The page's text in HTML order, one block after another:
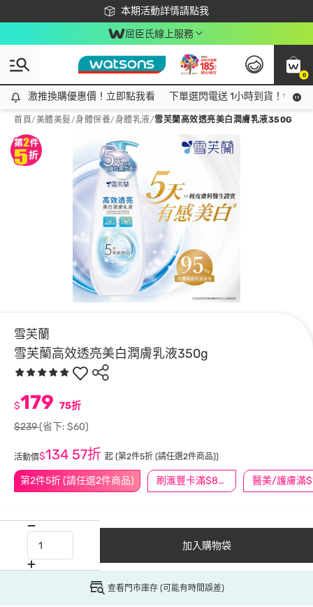
本期活動詳情請點我
下載app最高回饋$350
屈臣氏線上服務
0
激推換購優惠價！立即點我看
激推換購優惠價！立即點我看 下單選閃電送 1小時到貨！領神
首頁/美體美髮/身體保養/身體乳液/雪芙蘭高效透亮美白潤膚乳液350G
雪芙蘭
雪芙蘭高效透亮美白潤膚乳液350g
第2件5折 (請任選2件商品) 刷滙豐卡滿$888送3萬點
$179 75折
$239(省下: $60)
活動價$134 57折 起 (第2件5折 (請任選2件商品))
加入購物袋
查看門市庫存 (可能有時間誤差)